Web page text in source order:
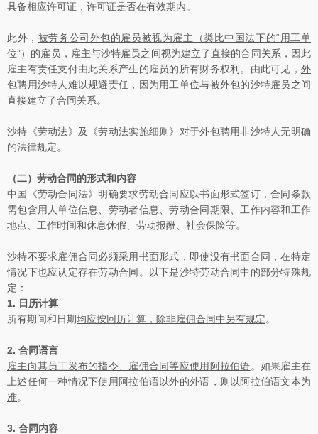
具备相应许可证，许可证是否在有效期内。
此外， 被劳务公司外包的雇员被视为雇主（类比中国法下的“用工单
位”）的雇员 ， 雇主与沙特雇员之间视为建立了直接的合同关系 ，因此
雇主有责任支付由此关系产生的雇员的所有财务权利。由此可见， 外
包聘用沙特人难以规避责任 ，因为用工单位与被外包的沙特雇员之间
直接建立了合同关系。
沙特《劳动法》及《劳动法实施细则》对于外包聘用非沙特人无明确
的法律规定。
（二）劳动合同的形式和内容
中国《劳动合同法》明确要求劳动合同应以书面形式签订，合同条款
需包含用人单位信息、劳动者信息、劳动合同期限、工作内容和工作
地点、工作时间和休息休假、劳动报酬、社会保险等。
沙特不要求雇佣合同必须采用书面形式 ，即使没有书面合同，在特定
情况下也应认定存在劳动合同。以下是沙特劳动合同中的部分特殊规
定：
1. 日历计算
所有期间和日期均应按回历计算，除非雇佣合同中另有规定。
2. 合同语言
雇主向其员工发布的指令、雇佣合同等应使用阿拉伯语。如果雇主在
上述任何一种情况下使用阿拉伯语以外的外语，则 以阿拉伯语文本为
准。
3. 合同内容